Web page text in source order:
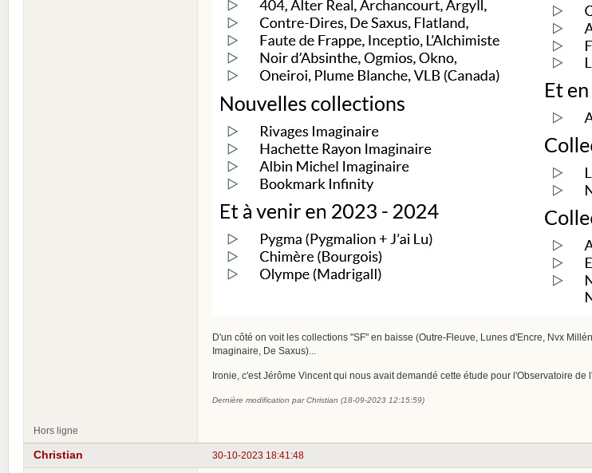
D'un côté on voit les collections "SF" en baisse (Outre-Fleuve, Lunes d'Encre, Nvx
Imaginaire, De Saxus)...
Ironie, c'est Jérôme Vincent qui nous avait demandé cette étude pour l'Observatoire de
Dernière modification par Christian (18-09-2023 12:15:59)
Hors ligne
30-10-2023 18:41:48
Christian